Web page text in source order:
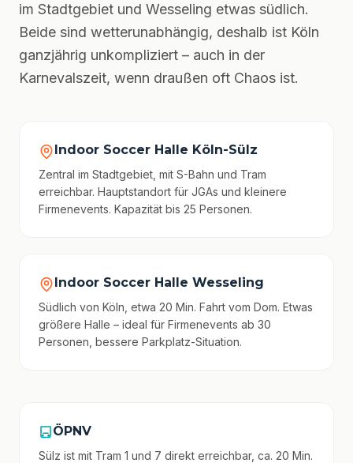
im Stadtgebiet und Wesseling etwas südlich.
Beide sind wetterunabhängig, deshalb ist Köln
ganzjährig unkompliziert – auch in der
Karnevalszeit, wenn draußen oft Chaos ist.
Indoor Soccer Halle Köln-Sülz
Zentral im Stadtgebiet, mit S-Bahn und Tram
erreichbar. Hauptstandort für JGAs und kleinere
Firmenevents. Kapazität bis 25 Personen.
Indoor Soccer Halle Wesseling
Südlich von Köln, etwa 20 Min. Fahrt vom Dom. Etwas
größere Halle – ideal für Firmenevents ab 30
Personen, bessere Parkplatz-Situation.
ÖPNV
Sülz ist mit Tram 1 und 7 direkt erreichbar, ca. 20 Min.